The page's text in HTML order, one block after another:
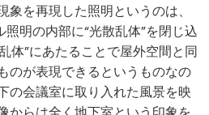
を再現した照明というのは、
明の内部に“光散乱体”を閉じ込
体”にあたることで屋外空間と同
のが表現できるというものなの
の会議室に取り入れた風景を映